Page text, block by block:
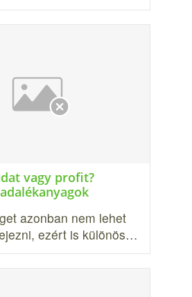
vagy profit?
azonban nem lehet
ezért is különös…